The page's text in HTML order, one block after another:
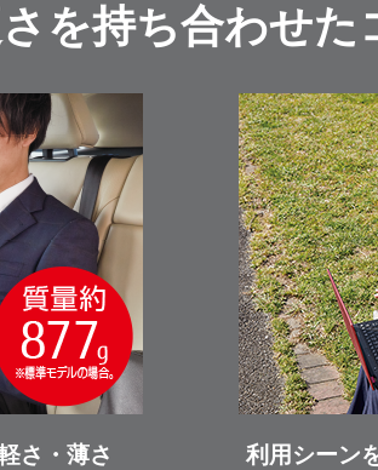
を持ち合わせた
さ・薄さ 利用シーン